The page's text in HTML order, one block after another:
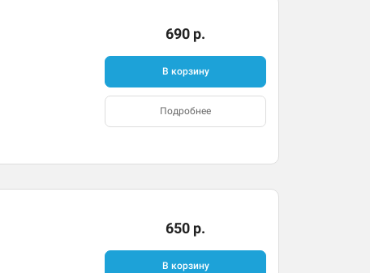
690 р.
В корзину
Подробнее
650 р.
В корзину